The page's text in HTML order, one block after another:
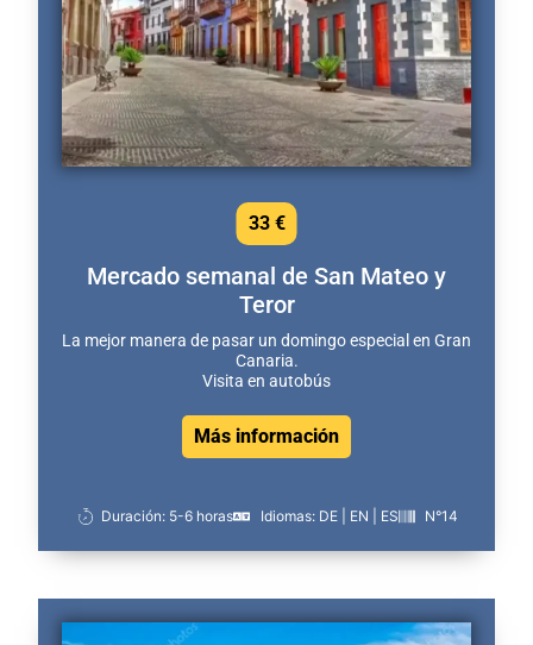
Mercado semanal de San Mateo y
Teror
La mejor manera de pasar un domingo especial en Gran
Canaria.
Visita en autobús
Más información
33 €
Duración: 5-6 horas Idiomas: DE | EN | ES N°14